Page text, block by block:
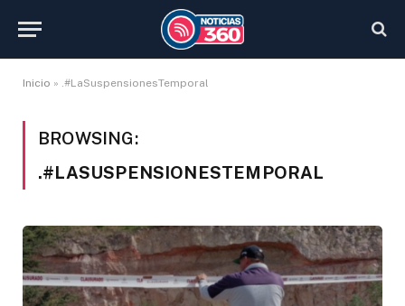
Inicio » .#LaSuspensionesTemporal
BROWSING:
.#LASUSPENSIONESTEMPORAL